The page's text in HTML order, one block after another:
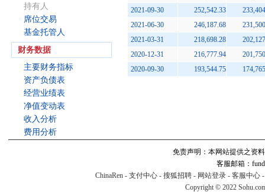
持有人
席位交易
基金托管人
财务数据
主要财务指标
资产负债表
经营业绩表
净值变动表
收入分析
费用分析
2021-09-30
252,542.33
2021-06-30
246,187.68
2021-03-31
218,698.28
2020-12-31
216,777.94
2020-09-30
193,544.75
免责声明：本网站提供之资
客服邮箱：
ChinaRen - 支付中心 - 搜狐招聘 - 网站登录 - 客服中心
Copyright © 2022